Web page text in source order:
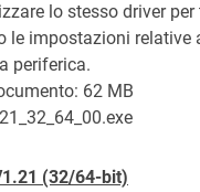
lo stesso driver
le impostazioni relative
periferica.
62 MB
(32/64-bit)